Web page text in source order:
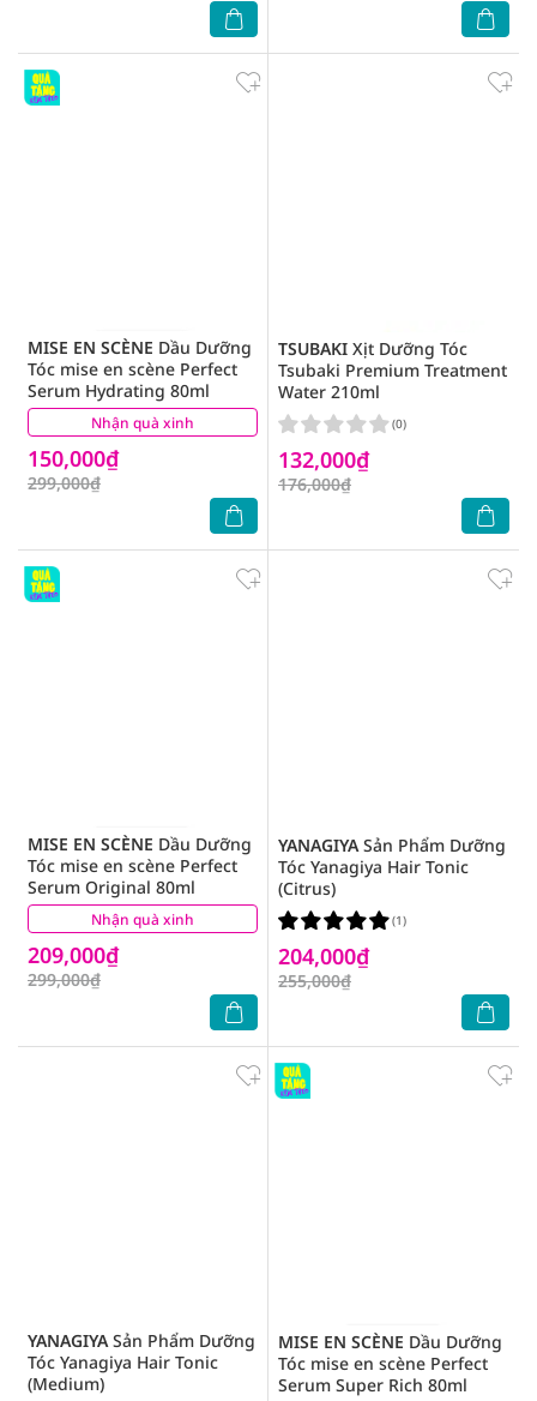
Nhận quà xinh
MISE EN SCÈNE Dầu Dưỡng
Tóc mise en scène Perfect
Serum Hydrating 80ml
150,000₫
299,000₫
(1)
TSUBAKI Xịt Dưỡng Tóc
Tsubaki Premium Treatment
Water 210ml
132,000₫
176,000₫
(0)
Nhận quà xinh
MISE EN SCÈNE Dầu Dưỡng
Tóc mise en scène Perfect
Serum Original 80ml
209,000₫
299,000₫
(5)
YANAGIYASản Phẩm Dưỡng
Tóc Yanagiya Hair Tonic
(Citrus)
204,000₫
255,000₫
(1)
YANAGIYASản Phẩm Dưỡng
Tóc Yanagiya Hair Tonic
(Medium)
MISE EN SCÈNE Dầu Dưỡng
Tóc mise en scène Perfect
Serum Super Rich 80ml